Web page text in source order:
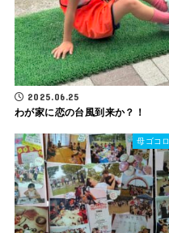
2025.06.25
わが家に恋の台風到来か？！
母ゴコロ